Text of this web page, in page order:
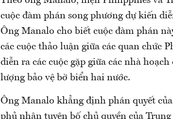
cuộc đàm phán song phương dự kiến
Ông Manalo cho biết cuộc đàm phán
các cuộc thảo luận giữa các quan chức
diễn ra các cuộc gặp giữa các nhà
lượng bảo vệ bờ biển hai nước.
Ông Manalo khẳng định phán quyết
phủ nhận tuyên bố chủ quyền của